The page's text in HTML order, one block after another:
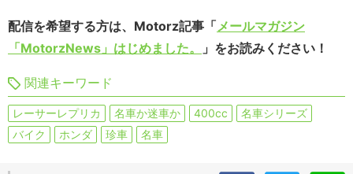
配信を希望する方は、Motorz記事「 メールマガジン
「MotorzNews」はじめました。
」をお読みください！
関連キーワード
レーサーレプリカ 名車か迷車か 400cc
名車シリーズ
バイク
ホンダ 珍車 名車